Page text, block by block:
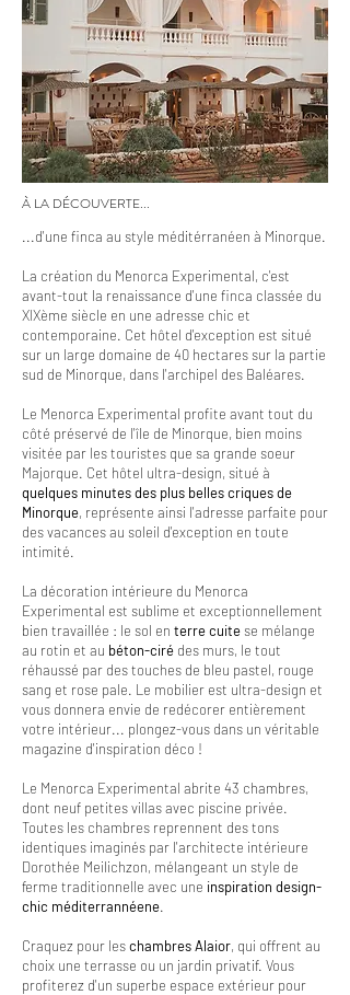
À LA DÉCOUVERTE...
...d'une finca au style méditérranéen à Minorque.
La création du Menorca Experimental, c'est
avant-tout la renaissance d'une finca classée du
XIXème siècle en une adresse chic et
contemporaine. Cet hôtel d'exception est situé
sur un large domaine de 40 hectares sur la partie
sud de Minorque, dans l'archipel des Baléares.
Le Menorca Experimental profite avant tout du
côté préservé de l'île de Minorque, bien moins
visitée par les touristes que sa grande soeur
Majorque. Cet hôtel ultra-design, situé à
quelques minutes des plus belles criques de
Minorque, représente ainsi l'adresse parfaite pour
des vacances au soleil d'exception en toute
intimité.
La décoration intérieure du Menorca
Experimental est sublime et exceptionnellement
bien travaillée : le sol en terre cuitese mélange
au rotin et au béton-ciré des murs, le tout
réhaussé par des touches de bleu pastel, rouge
sang et rose pale. Le mobilier est ultra-design et
vous donnera envie de redécorer entièrement
votre intérieur... plongez-vous dans un véritable
magazine d'inspiration déco !
Le Menorca Experimental abrite 43 chambres,
dont neuf petites villas avec piscine privée.
Toutes les chambres reprennent des tons
identiques imaginés par l'architecte intérieure
Dorothée Meilichzon, mélangeant un style de
ferme traditionnelle avec une inspiration design-
chic méditerrannéene.
Craquez pour leschambres Alaior, qui offrent au
choix une terrasse ou un jardin privatif. Vous
profiterez d'un superbe espace extérieur pour